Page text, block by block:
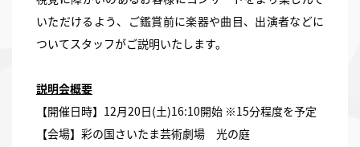
いただけるよう、ご鑑賞前に楽器や曲目、出演者などに
ついてスタッフがご説明いたします。
説明会概要
【開催日時】12月20日(土)16:10開始 ※15分程度を予定
【会場】彩の国さいたま芸術劇場 光の庭